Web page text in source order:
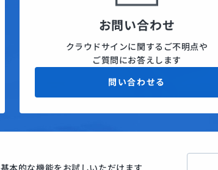
お問い合わせ
クラウドサインに関するご不明点や
ご質問にお答えします
問い合わせる
基本的な機能をお試しいただけます